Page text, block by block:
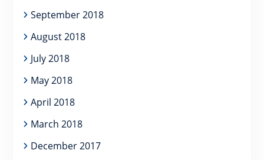
September 2018
August 2018
July 2018
May 2018
April 2018
March 2018
December 2017